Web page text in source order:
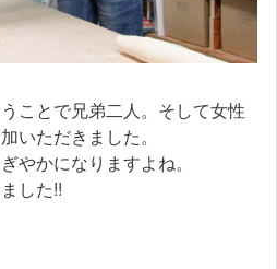
ことで兄弟二人。そして女性
いただきました。
やかになりますよね。
した!!